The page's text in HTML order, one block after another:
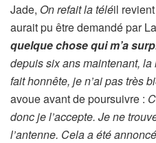
Jade, On refait la téléil
aurait pu être demandé par
quelque chose qui m’a
depuis six ans maintenant,
fait honnête, je n’ai pas très
avoue avant de poursuivre :
donc je l’accepte. Je ne
l’antenne. Cela a été